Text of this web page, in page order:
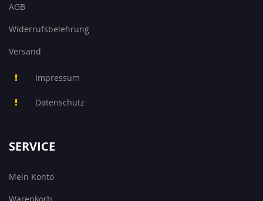
AGB
Widerrufsbelehrung
Versand
Impressum
Datenschutz
SERVICE
Mein Konto